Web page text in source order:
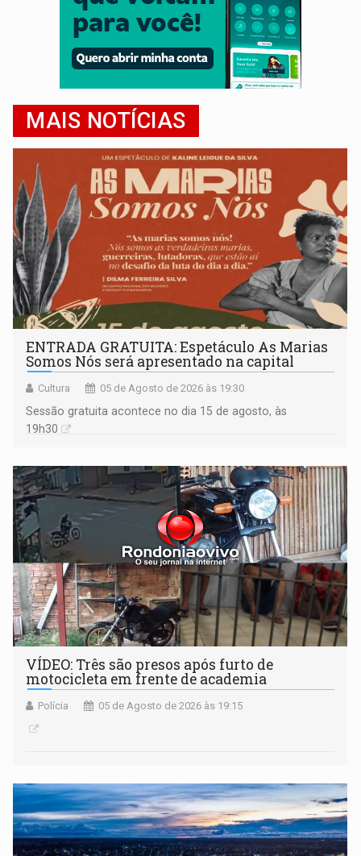
MAIS NOTÍCIAS
ENTRADA GRATUITA: Espetáculo As Marias
Somos Nós será apresentado na capital
Cultura 05 de Agosto de 2026 às 19:30
Sessão gratuita acontece no dia 15 de agosto, às
19h30
VÍDEO: Três são presos após furto de
motocicleta em frente de academia
Polícia 05 de Agosto de 2026 às 19:15